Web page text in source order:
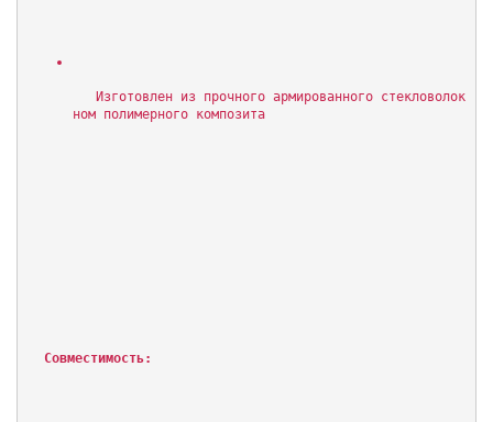
ном полимерного композита
Совместимость: